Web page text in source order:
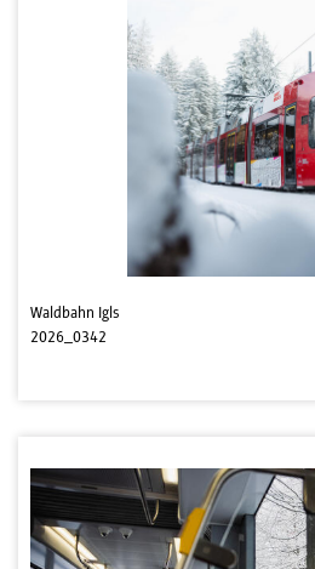
Waldbahn Igls
2026_0342